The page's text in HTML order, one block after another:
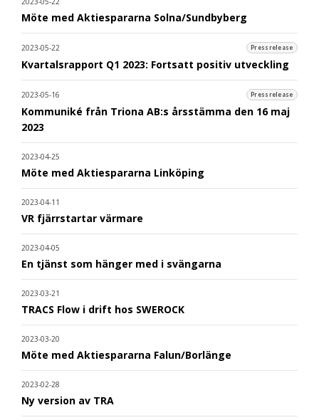
Möte med Aktiespararna Solna/Sundbyberg
2023-05-22 Pressrelease
Kvartalsrapport Q1 2023: Fortsatt positiv utveckling
2023-05-16 Pressrelease
Kommuniké från Triona AB:s årsstämma den 16 maj
2023
2023-04-25
Möte med Aktiespararna Linköping
2023-04-11
VR fjärrstartar värmare
2023-04-05
En tjänst som hänger med i svängarna
2023-03-21
TRACS Flow i drift hos SWEROCK
2023-03-20
Möte med Aktiespararna Falun/Borlänge
2023-02-28
Ny version av TRA